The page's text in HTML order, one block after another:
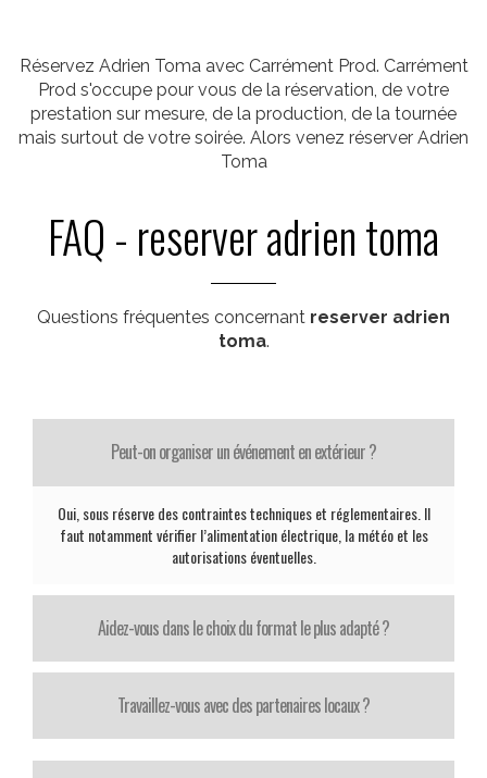
Réservez Adrien Toma avec Carrément Prod. Carrément
Prod s'occupe pour vous de la réservation, de votre
prestation sur mesure, de la production, de la tournée
mais surtout de votre soirée. Alors venez réserver Adrien
Toma
FAQ - reserver adrien toma
Questions fréquentes concernant reserver adrien
toma.
Peut-on organiser un événement en extérieur ?
Oui, sous réserve des contraintes techniques et réglementaires. Il
faut notamment vérifier l’alimentation électrique, la météo et les
autorisations éventuelles.
Aidez-vous dans le choix du format le plus adapté ?
Travaillez-vous avec des partenaires locaux ?